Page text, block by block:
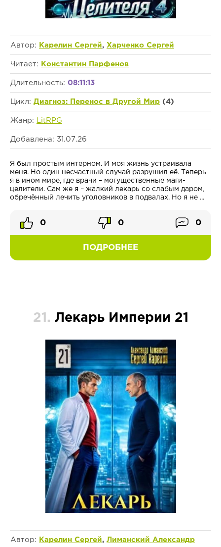
Автор: Карелин Сергей, Харченко Сергей
Читает: Константин Парфенов
Длительность: 08:11:13
Цикл: Диагноз: Перенос в Другой Мир (4)
Жанр: LitRPG
Добавлена: 31.07.26
Я был простым интерном. И моя жизнь устраивала
меня. Но один несчастный случай разрушил её. Теперь
я в ином мире, где врачи – могущественные маги-
целители. Сам же я – жалкий лекарь со слабым даром,
обречённый лечить уголовников в подвалах. Но я не ...
ПОДРОБНЕЕ
0 0 0
21. Лекарь Империи 21
Автор: Карелин Сергей, Лиманский Александр